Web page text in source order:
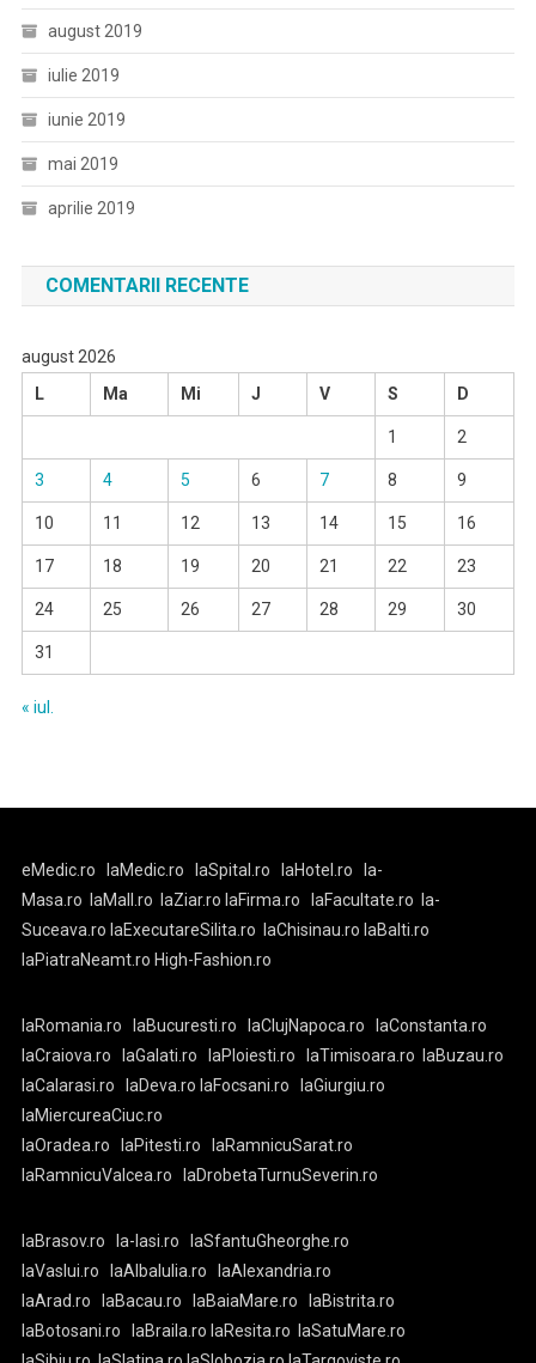
august 2019
iulie 2019
iunie 2019
mai 2019
aprilie 2019
COMENTARII RECENTE
august 2026
L
Ma Mi J V S D
1 2
3 4 5 6 7 8 9
10 11 12 13 14 15 16
17 18 19 20 21 22 23
24 25 26 27 28 29 30
31
« iul.
eMedic.ro laMedic.ro laSpital.ro laHotel.ro
la-
Masa.ro
laMall.ro laZiar.ro laFirma.ro laFacultate.ro
la-
Suceava.ro laExecutareSilita.ro laChisinau.ro laBalti.ro
laPiatraNeamt.ro High-Fashion.ro
laRomania.ro laBucuresti.ro laClujNapoca.ro
laConstanta.ro
laCraiova.ro
laGalati.ro laPloiesti.ro laTimisoara.ro
laBuzau.ro
laCalarasi.ro
laDeva.ro laFocsani.ro
laGiurgiu.ro
laMiercureaCiuc.ro
laOradea.ro
laPitesti.ro
laRamnicuSarat.ro
laRamnicuValcea.ro
laDrobetaTurnuSeverin.ro
laBrasov.ro la-Iasi.ro
laSfantuGheorghe.ro
laVaslui.ro
laAlbaIulia.ro
laAlexandria.ro
laArad.ro
laBacau.ro laBaiaMare.ro
laBistrita.ro
laBotosani.ro
laBraila.ro laResita.ro
laSatuMare.ro